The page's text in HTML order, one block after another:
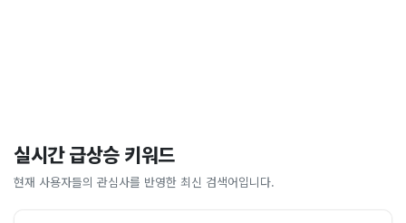
실시간 급상승 키워드
현재 사용자들의 관심사를 반영한 최신 검색어입니다.